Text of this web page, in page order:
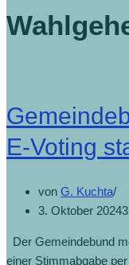
E-Voting
von G. Kuchta
3. Oktober 2024
Der Gemeindebund
einer Stimmabgabe